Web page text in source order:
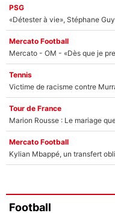
PSG
«Détester à vie», Stéphane
Mercato Football
Tennis
Tour de France
Marion Rousse : Le mariage
Mercato Football
Kylian Mbappé, un transfert
Football